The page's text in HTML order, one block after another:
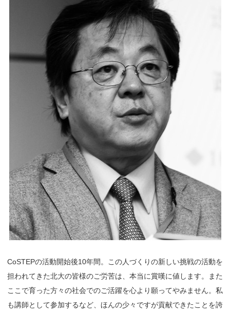
CoSTEPの活動開始後10年間。この人づくりの新しい挑戦の活動を
担われてきた北大の皆様のご労苦は、本当に賞嘆に値します。また
ここで育った方々の社会でのご活躍を心より願ってやみません。私
も講師として参加するなど、ほんの少々ですが貢献できたことを誇